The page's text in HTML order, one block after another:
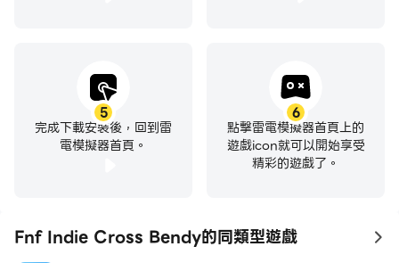
5
完成下載安裝後，回到雷
電模擬器首頁。
6
點擊雷電模擬器首頁上的
遊戲icon就可以開始享受
精彩的遊戲了。
Fnf Indie Cross Bendy的同類型遊戲 to